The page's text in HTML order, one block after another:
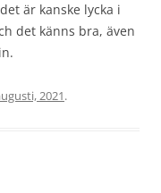
är kanske lycka i
det känns bra, även
2021.